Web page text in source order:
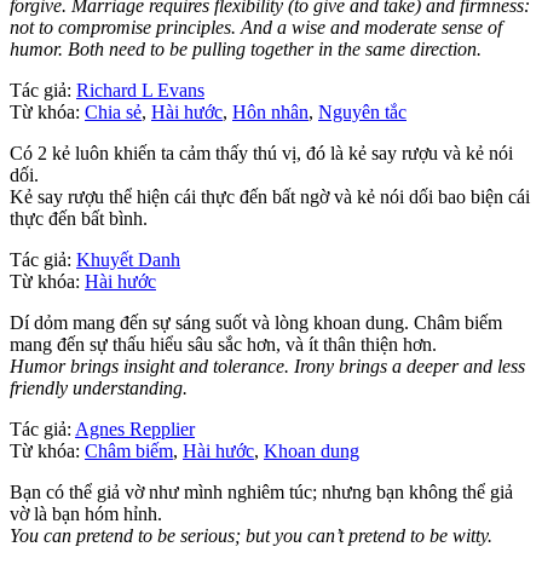
forgive. Marriage requires flexibility (to give and take) and firmness:
not to compromise principles. And a wise and moderate sense of
humor. Both need to be pulling together in the same direction.
Tác giả: Richard L Evans
Từ khóa: Chia sẻ, Hài hước, Hôn nhân, Nguyên tắc
Có 2 kẻ luôn khiến ta cảm thấy thú vị, đó là kẻ say rượu và kẻ nói
dối.
Kẻ say rượu thể hiện cái thực đến bất ngờ và kẻ nói dối bao biện cái
thực đến bất bình.
Tác giả: Khuyết Danh
Từ khóa: Hài hước
Dí dỏm mang đến sự sáng suốt và lòng khoan dung. Châm biếm
mang đến sự thấu hiểu sâu sắc hơn, và ít thân thiện hơn.
Humor brings insight and tolerance. Irony brings a deeper and less
friendly understanding.
Tác giả: Agnes Repplier
Từ khóa: Châm biếm, Hài hước, Khoan dung
Bạn có thể giả vờ như mình nghiêm túc; nhưng bạn không thể giả
vờ là bạn hóm hỉnh.
You can pretend to be serious; but you can’t pretend to be witty.